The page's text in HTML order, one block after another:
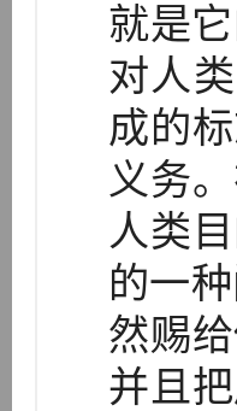
就是
对人
成的
义务
人类
的一
然赐
并且